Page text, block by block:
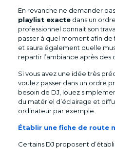
En revanche ne demander
playlist exactedans un
professionnel connait son
passer à quel moment afin
et saura également quelle
repartir l’ambiance après des
Si vous avez une idée très
voulez passer dans un ordre
besoin de DJ, louez
du matériel d’éclairage et
ordinateur par exemple.
Établir une fiche de route
Certains DJ proposent